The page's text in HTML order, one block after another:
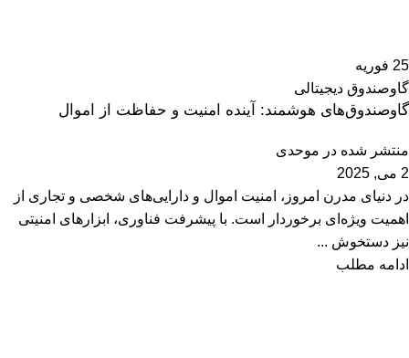
25 فوریه
گاوصندوق دیجیتالی
گاوصندوق‌های هوشمند: آینده امنیت و حفاظت از اموال
منتشر شده در موحدی
2 می, 2025
در دنیای مدرن امروز، امنیت اموال و دارایی‌های شخصی و تجاری از
اهمیت ویژه‌ای برخوردار است. با پیشرفت فناوری، ابزارهای امنیتی
نیز دستخوش ...
ادامه مطلب